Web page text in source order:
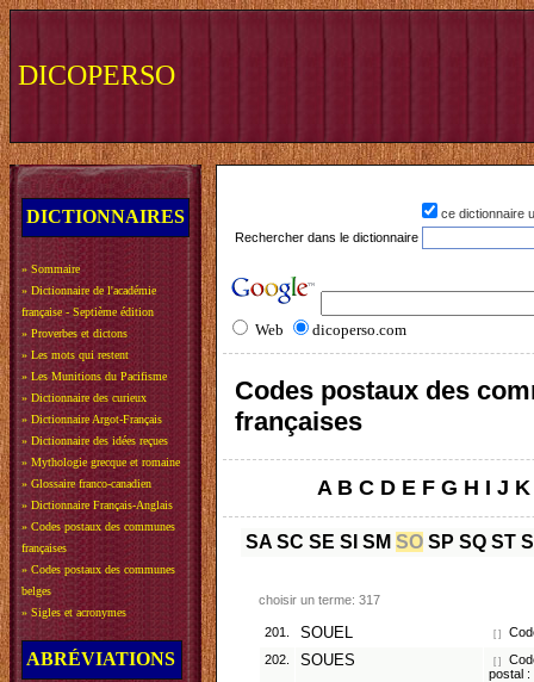
DICOPERSO
DICTIONNAIRES
» Sommaire
» Dictionnaire de l'académie
française - Septième édition
» Proverbes et dictons
» Les mots qui restent
» Les Munitions du Pacifisme
» Dictionnaire des curieux
» Dictionnaire Argot-Français
» Dictionnaire des idées reçues
» Mythologie grecque et romaine
» Glossaire franco-canadien
» Dictionnaire Français-Anglais
» Codes postaux des communes
françaises
» Codes postaux des communes
belges
» Sigles et acronymes
ABRÉVIATIONS
ce dictionnaire
Rechercher dans le dictionnaire
Web dicoperso.com
Codes postaux des
françaises
A B C D E F G H I J K
SA SC SE SI SM SO SP SQ ST
choisir un terme: 317
201. SOUEL [ ]
202.
SOUES [ ]
postal :